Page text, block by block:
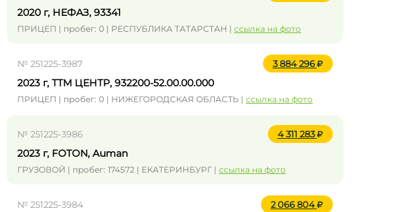
2020 г, НЕФАЗ, 93341
ПРИЦЕП | пробег: 0 | РЕСПУБЛИКА ТАТАРСТАН | ссылка на фото
№ 251225-3987 3 884 296
2023 г, ТТМ ЦЕНТР, 932200-52.00.00.000
ПРИЦЕП | пробег: 0 | НИЖЕГОРОДСКАЯ ОБЛАСТЬ | ссылка на фото
№ 251225-3986 4 311 283
2023 г, FOTON, Auman
ГРУЗОВОЙ | пробег: 174572 | ЕКАТЕРИНБУРГ | ссылка на фото
№ 251225-3984 2 066 804